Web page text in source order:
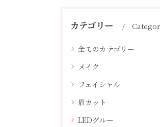
カテゴリー
全てのカテゴリー
メイク
フェイシャル
眉カット
LEDグルー